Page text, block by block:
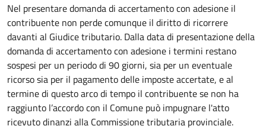
Nel presentare domanda di accertamento con adesione il
contribuente non perde comunque il diritto di ricorrere
davanti al Giudice tributario. Dalla data di presentazione della
domanda di accertamento con adesione i termini restano
sospesi per un periodo di 90 giorni, sia per un eventuale
ricorso sia per il pagamento delle imposte accertate, e al
termine di questo arco di tempo il contribuente se non ha
raggiunto l’accordo con il Comune può impugnare l'atto
ricevuto dinanzi alla Commissione tributaria provinciale.